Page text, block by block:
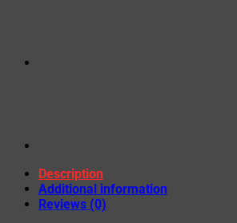
Description
Additional information
Reviews (0)